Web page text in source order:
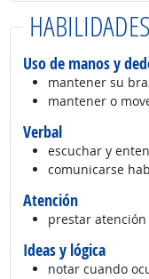
HABILIDADES
Uso de manos y
mantener su
mantener o
Verbal
escuchar y
comunicarse
Atención
prestar
Ideas y lógica
notar cuando